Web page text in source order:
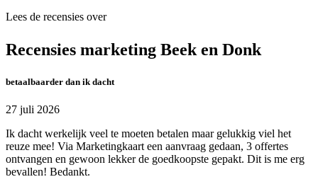
Lees de recensies over
Recensies marketing Beek en Donk
betaalbaarder dan ik dacht
27 juli 2026
Ik dacht werkelijk veel te moeten betalen maar gelukkig viel het
reuze mee! Via Marketingkaart een aanvraag gedaan, 3 offertes
ontvangen en gewoon lekker de goedkoopste gepakt. Dit is me erg
bevallen! Bedankt.